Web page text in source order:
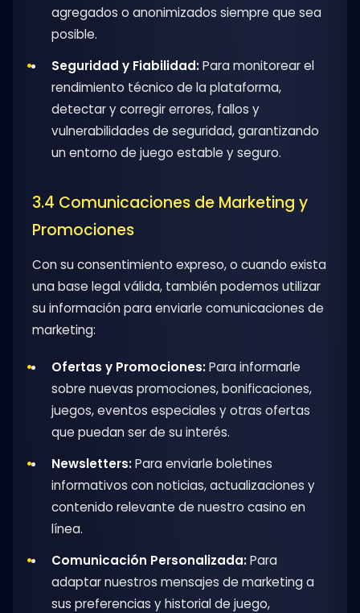
agregados o anonimizados siempre que sea
posible.
Seguridad y Fiabilidad:Para monitorear el
rendimiento técnico de la plataforma,
detectar y corregir errores, fallos y
vulnerabilidades de seguridad, garantizando
un entorno de juego estable y seguro.
3.4 Comunicaciones de Marketing y
Promociones
Con su consentimiento expreso, o cuando exista
una base legal válida, también podemos utilizar
su información para enviarle comunicaciones de
marketing:
Ofertas y Promociones:Para informarle
sobre nuevas promociones, bonificaciones,
juegos, eventos especiales y otras ofertas
que puedan ser de su interés.
Newsletters:Para enviarle boletines
informativos con noticias, actualizaciones y
contenido relevante de nuestro casino en
línea.
Comunicación Personalizada:Para
adaptar nuestros mensajes de marketing a
sus preferencias y historial de juego,